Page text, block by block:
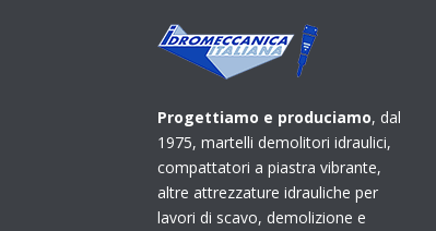
Progettiamo e produciamo, dal
1975, martelli demolitori idraulici,
compattatori a piastra vibrante,
altre attrezzature idrauliche per
lavori di scavo, demolizione e